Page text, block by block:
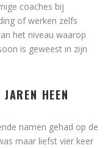
coaches bij
of werken zelfs
het niveau waarop
is geweest in zijn
HEEN
namen gehad op de
maar liefst vier keer